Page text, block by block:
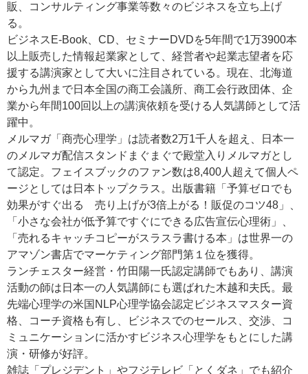
販、コンサルティング事業等数々のビジネスを立ち上げ
る。
ビジネスE-Book、CD、セミナーDVDを5年間で1万3900本
以上販売した情報起業家として、経営者や起業志望者を応
援する講演家として大いに注目されている。現在、北海道
から九州まで日本全国の商工会議所、商工会行政団体、企
業から年間100回以上の講演依頼を受ける人気講師として活
躍中。
メルマガ「商売心理学」は読者数2万1千人を超え、日本一
のメルマガ配信スタンドまぐまぐで殿堂入りメルマガとし
て認定。フェイスブックのファン数は8,400人超えて個人ペ
ージとしては日本トップクラス。出版書籍「予算ゼロでも
効果がすぐ出る 売り上げが3倍上がる！販促のコツ48」、
「小さな会社が低予算ですぐにできる広告宣伝心理術」、
「売れるキャッチコピーがスラスラ書ける本」は世界一の
アマゾン書店でマーケティング部門第１位を獲得。
ランチェスター経営・竹田陽一氏認定講師でもあり、講演
活動の師は日本一の人気講師にも選ばれた木越和夫氏。最
先端心理学の米国NLP心理学協会認定ビジネスマスター資
格、コーチ資格も有し、ビジネスでのセールス、交渉、コ
ミュニケーションに活かすビジネス心理学をもとにした講
演・研修が好評。
雑誌「プレジデント」やフジテレビ「とくダネ」でも紹介